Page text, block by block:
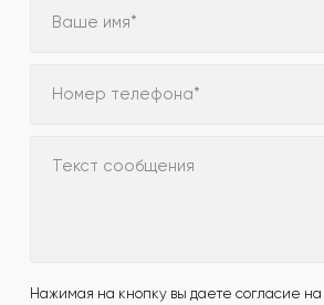
Ваше имя*
Номер телефона*
Текст сообщения
Нажимая на кнопку вы даете согласие на